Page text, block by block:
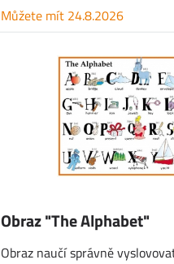
Můžete mít 24.8.2026
Obraz "The Alphabet"
Obraz naučí správně